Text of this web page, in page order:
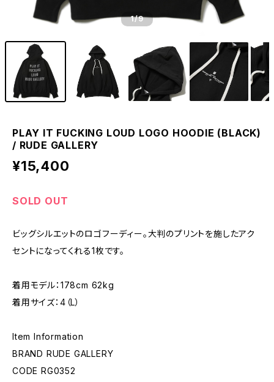
1/9
PLAY IT FUCKING LOUD LOGO HOODIE (BLACK)
/ RUDE GALLERY
¥15,400
SOLD OUT
ビッグシルエットのロゴフーディー。大判のプリントを施したアク
セントになってくれる1枚です。
着用モデル：178cm 62kg
着用サイズ：4（L）
Item Information
BRAND RUDE GALLERY
CODE RG0352